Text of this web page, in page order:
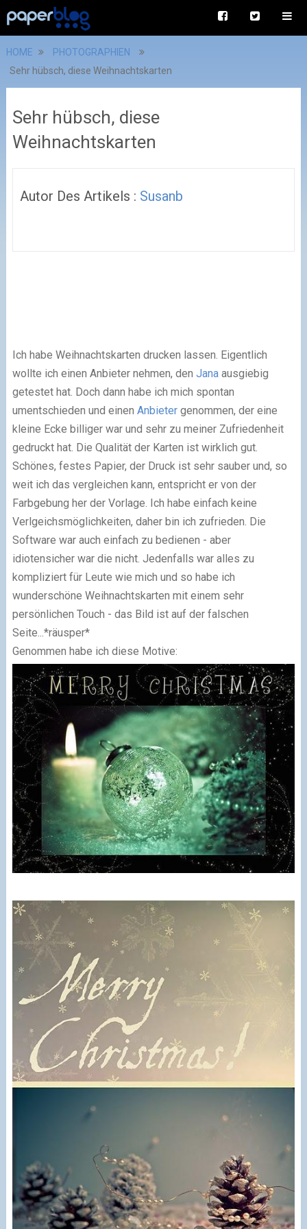
HOME
PHOTOGRAPHIEN
Sehr hübsch, diese Weihnachtskarten
Sehr hübsch, diese
Weihnachtskarten
Autor Des Artikels : Susanb
Ich habe Weihnachtskarten drucken lassen. Eigentlich
wollte ich einen Anbieter nehmen, den Janaausgiebig
getestet hat. Doch dann habe ich mich spontan
umentschieden und einen Anbietergenommen, der eine
kleine Ecke billiger war und sehr zu meiner Zufriedenheit
gedruckt hat. Die Qualität der Karten ist wirklich gut.
Schönes, festes Papier, der Druck ist sehr sauber und, so
weit ich das vergleichen kann, entspricht er von der
Farbgebung her der Vorlage. Ich habe einfach keine
Verlgeichsmöglichkeiten, daher bin ich zufrieden. Die
Software war auch einfach zu bedienen - aber
idiotensicher war die nicht. Jedenfalls war alles zu
kompliziert für Leute wie mich und so habe ich
wunderschöne Weihnachtskarten mit einem sehr
persönlichen Touch - das Bild ist auf der falschen
Seite...*räusper*
Genommen habe ich diese Motive: